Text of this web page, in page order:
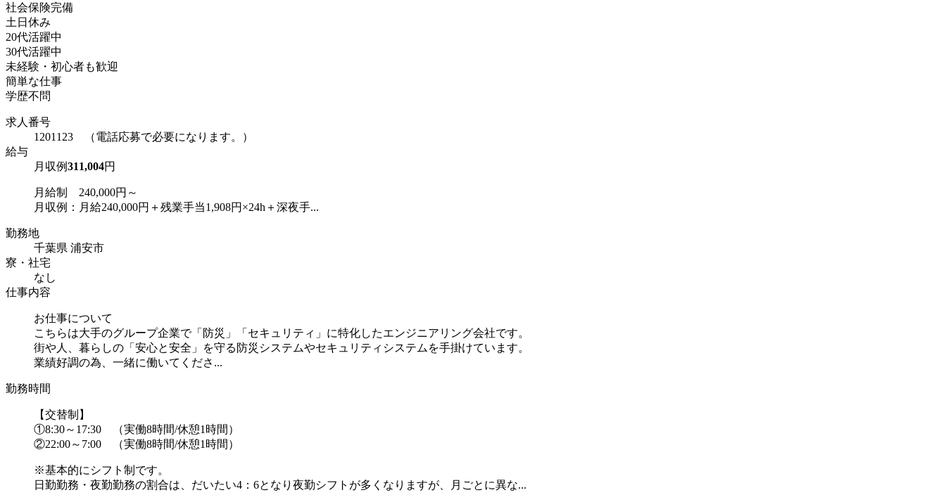
社会保険完備
土日休み
20代活躍中
30代活躍中
未経験・初心者も歓迎
簡単な仕事
学歴不問
求人番号
1201123 （電話応募で必要になります。）
給与
月収例311,004円
月給制 240,000円～
月収例：月給240,000円＋残業手当1,908円×24h＋深夜手...
勤務地
千葉県 浦安市
寮・社宅
なし
仕事内容
お仕事について
こちらは大手のグループ企業で「防災」「セキュリティ」に特化したエンジニアリング会社です。
街や人、暮らしの「安心と安全」を守る防災システムやセキュリティシステムを手掛けています。
業績好調の為、一緒に働いてくださ...
勤務時間
【交替制】
①8:30～17:30 （実働8時間/休憩1時間）
②22:00～7:00 （実働8時間/休憩1時間）
※基本的にシフト制です。
日勤勤務・夜勤勤務の割合は、だいたい4：6となり夜勤シフトが多くなりますが、月ごとに異な...